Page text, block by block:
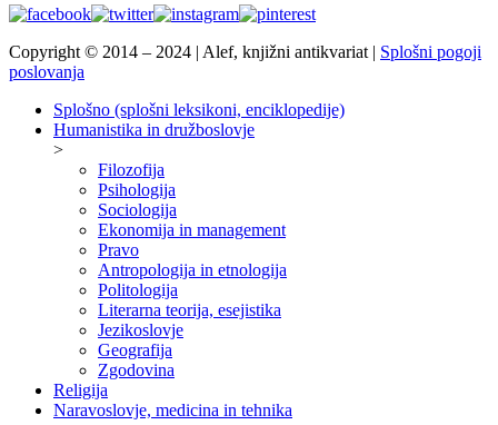
Copyright © 2014 – 2024 | Alef, knjižni antikvariat | Splošni pogoji
poslovanja
Splošno (splošni leksikoni, enciklopedije)
Humanistika in družboslovje
>
Filozofija
Psihologija
Sociologija
Ekonomija in management
Pravo
Antropologija in etnologija
Politologija
Literarna teorija, esejistika
Jezikoslovje
Geografija
Zgodovina
Religija
Naravoslovje, medicina in tehnika